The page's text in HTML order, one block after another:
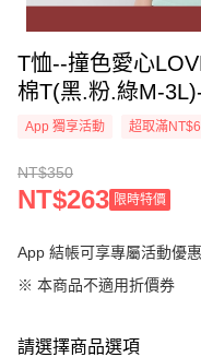
T恤--撞色愛心
棉T(黑.粉.綠M-
App 獨享活動 超取滿
NT$350
NT$263 限時特價
App 結帳可享專屬活動優
※ 本商品不適用折價券
請選擇商品選項